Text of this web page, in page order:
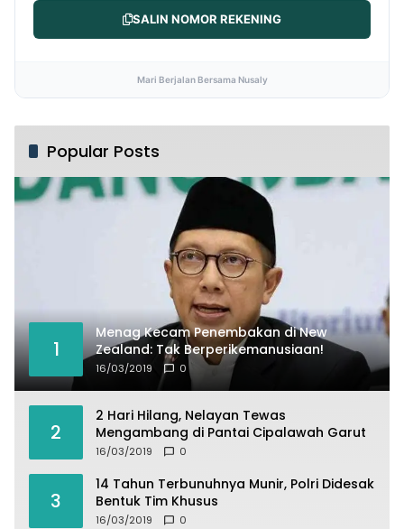
SALIN NOMOR REKENING
Mari Berjalan Bersama Nusaly
Popular Posts
1
Menag Kecam Penembakan di New
Zealand: Tak Berperikemanusiaan!
16/03/2019 0
2
2 Hari Hilang, Nelayan Tewas
Mengambang di Pantai Cipalawah Garut
16/03/2019 0
3
14 Tahun Terbunuhnya Munir, Polri Didesak
Bentuk Tim Khusus
16/03/2019 0